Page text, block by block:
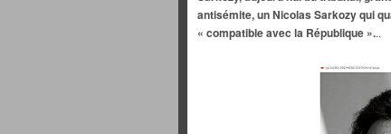
antisémite, un Nicolas Sarkozy qui
« compatible avec la République »...